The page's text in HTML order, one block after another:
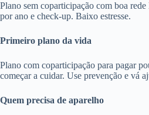
Plano sem coparticipação com boa
por ano e check-up. Baixo estresse.
Primeiro plano da vida
Plano com coparticipação para pagar
começar a cuidar. Use prevenção e vá
Quem precisa de aparelho